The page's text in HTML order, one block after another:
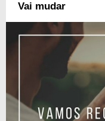
Vai mudar